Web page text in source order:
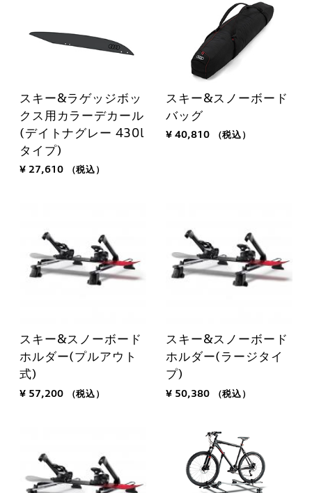
スキー&ラゲッジボッ
クス用カラーデカール
(デイトナグレー 430l
タイプ)
¥ 27,610 （税込）
スキー&スノーボード
バッグ
¥ 40,810 （税込）
スキー&スノーボード
ホルダー(プルアウト
式)
¥ 57,200 （税込）
スキー&スノーボード
ホルダー(ラージタイ
プ)
¥ 50,380 （税込）